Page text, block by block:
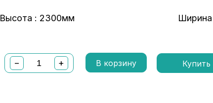
Высота : 2300мм
− + В корзину Купить